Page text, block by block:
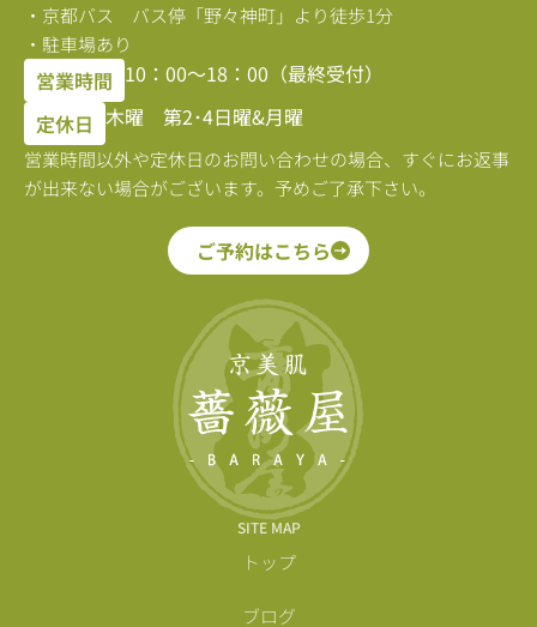
SITE MAP
トップ
ブログ
・京都バス バス停「野々神町」より徒歩1分
・駐車場あり
営業時間 10：00〜18：00（最終受付）
定休日 木曜 第2･4日曜&月曜
営業時間以外や定休日のお問い合わせの場合、すぐにお返事
が出来ない場合がございます。予めご了承下さい。
ご予約はこちら